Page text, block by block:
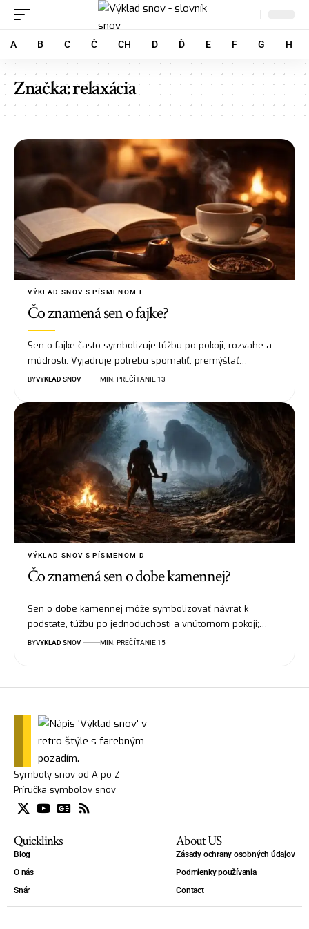
A B C Č CH D Ď E F G H
Značka:relaxácia
VÝKLAD SNOV S PÍSMENOM F
Čo znamená sen o fajke?
Sen o fajke často symbolizuje túžbu po pokoji, rozvahe a
múdrosti. Vyjadruje potrebu spomaliť, premýšľať…
BYVYKLAD SNOV MIN. PREČÍTANIE 13
VÝKLAD SNOV S PÍSMENOM D
Čo znamená sen o dobe kamennej?
Sen o dobe kamennej môže symbolizovať návrat k
podstate, túžbu po jednoduchosti a vnútornom pokoji;…
BYVYKLAD SNOV MIN. PREČÍTANIE 15
Symboly snov od A po Z
Príručka symbolov snov
Quicklinks
Blog
O nás
Snár
About US
Zásady ochrany osobných údajov
Podmienky používania
Contact